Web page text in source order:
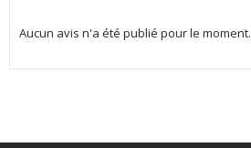
Aucun avis n'a été publié pour le moment.